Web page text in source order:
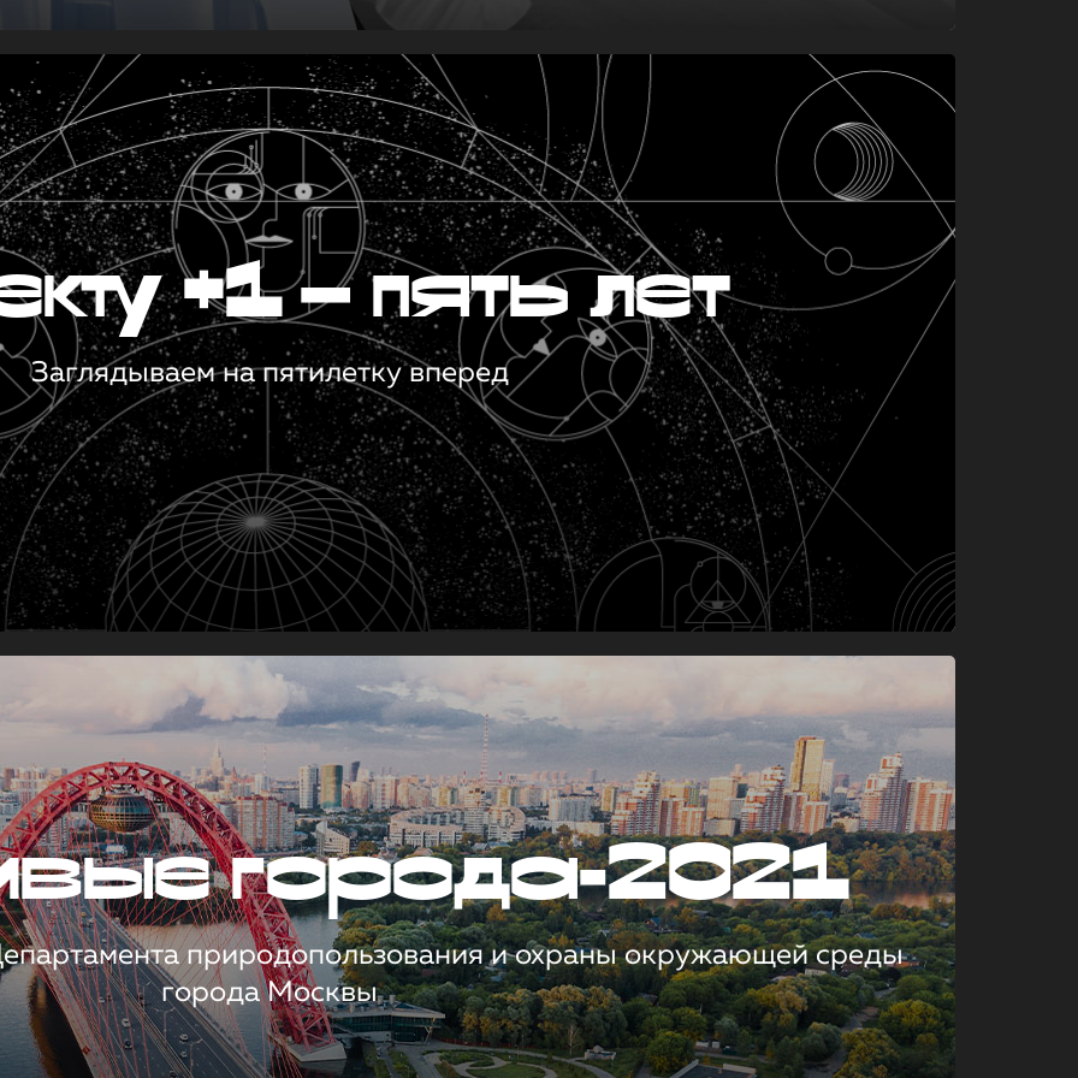
+1 — пять лет
Заглядываем на пятилетку вперед
города-2021
природопользования и охраны окружающей среды
города Москвы